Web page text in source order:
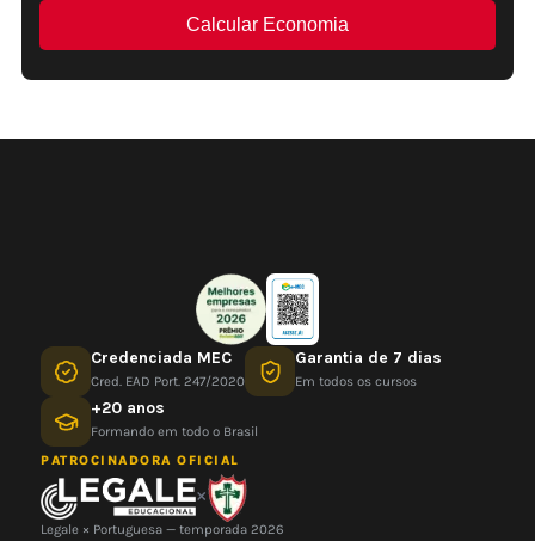
Credenciada MEC
Cred. EAD Port. 247/2020
Garantia de 7 dias
Em todos os cursos
+20 anos
Formando em todo o Brasil
PATROCINADORA OFICIAL
×
Legale × Portuguesa — temporada 2026